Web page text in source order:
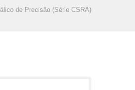
de Precisão (Série CSRA)